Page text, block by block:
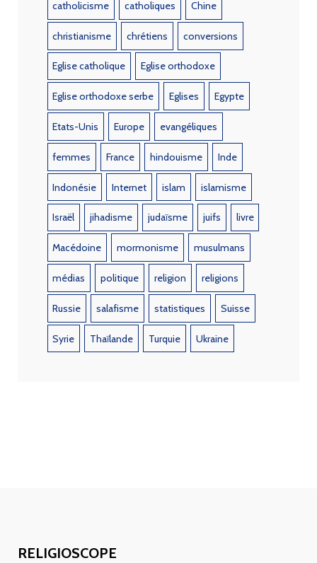
catholicisme catholiques Chine
christianisme chrétiens conversions
Eglise catholique Eglise orthodoxe
Eglise orthodoxe serbe Eglises Egypte
Etats-Unis Europe evangéliques
femmes France hindouisme Inde
Indonésie Internet islam islamisme
Israël jihadisme judaïsme juifs livre
Macédoine mormonisme musulmans
médias politique religion religions
Russie salafisme statistiques Suisse
Syrie Thaïlande Turquie Ukraine
RELIGIOSCOPE